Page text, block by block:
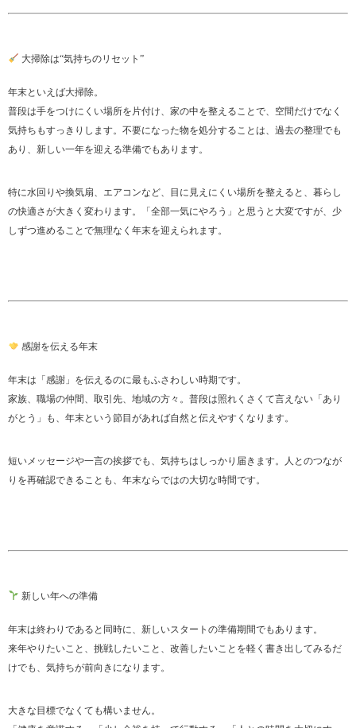
大掃除は“気持ちのリセット”
年末といえば大掃除。
普段は手をつけにくい場所を片付け、家の中を整えることで、空間だけでなく
気持ちもすっきりします。不要になった物を処分することは、過去の整理でも
あり、新しい一年を迎える準備でもあります。
特に水回りや換気扇、エアコンなど、目に見えにくい場所を整えると、暮らし
の快適さが大きく変わります。「全部一気にやろう」と思うと大変ですが、少
しずつ進めることで無理なく年末を迎えられます。
感謝を伝える年末
年末は「感謝」を伝えるのに最もふさわしい時期です。
家族、職場の仲間、取引先、地域の方々。普段は照れくさくて言えない「あり
がとう」も、年末という節目があれば自然と伝えやすくなります。
短いメッセージや一言の挨拶でも、気持ちはしっかり届きます。人とのつなが
りを再確認できることも、年末ならではの大切な時間です。
新しい年への準備
年末は終わりであると同時に、新しいスタートの準備期間でもあります。
来年やりたいこと、挑戦したいこと、改善したいことを軽く書き出してみるだ
けでも、気持ちが前向きになります。
大きな目標でなくても構いません。